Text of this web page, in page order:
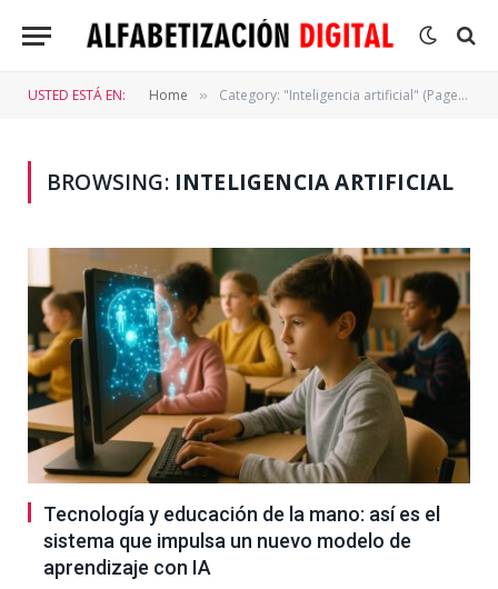
USTED ESTÁ EN: Home » Category: "Inteligencia artificial" (Page 3)
BROWSING: INTELIGENCIA ARTIFICIAL
Tecnología y educación de la mano: así es el
sistema que impulsa un nuevo modelo de
aprendizaje con IA